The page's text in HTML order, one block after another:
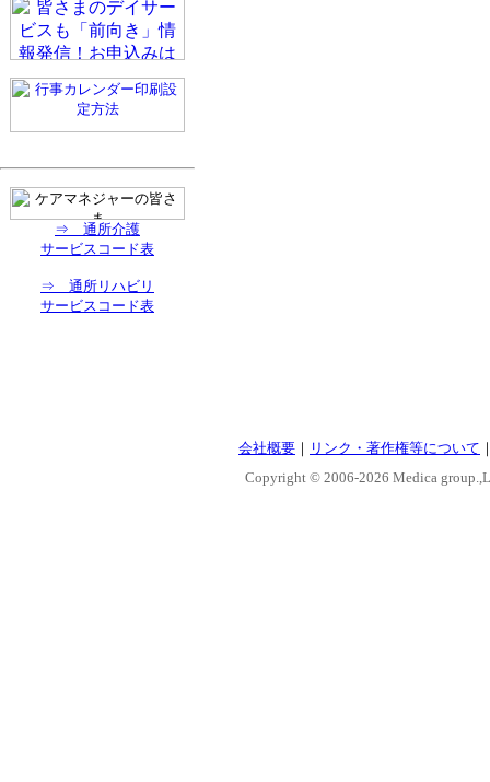
⇒ 通所介護
サービスコード表
⇒ 通所リハビリ
サービスコード表
会社概要 ｜ リンク・著作権等について
Copyright © 2006-2026 Medica